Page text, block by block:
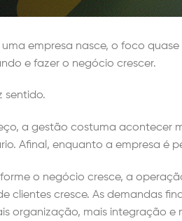
empresa nasce, o foco
e fazer o negócio crescer.
sentido.
a gestão costuma acontecer
Afinal, enquanto a empresa é
o negócio cresce, a
clientes cresce. As demandas
organização, mais integração e